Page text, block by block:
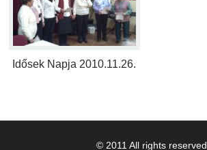
Idősek Napja 2010.11.26.
© 2011 All rights reserved.